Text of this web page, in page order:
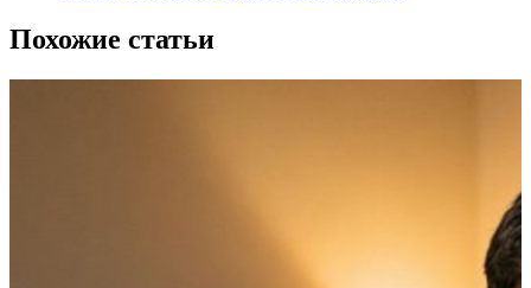
Похожие статьи